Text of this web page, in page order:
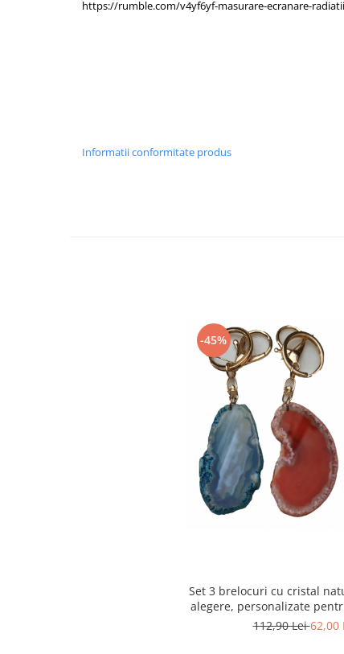
https://rumble.com/v4yf6yf-masurare-ecranare-
Informatii conformitate produs
-45%
Set 3 brelocuri cu cristal
alegere, personalizate
chakre
112,90 Lei62,00